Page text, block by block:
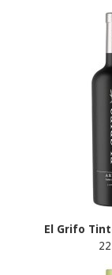
El Grifo